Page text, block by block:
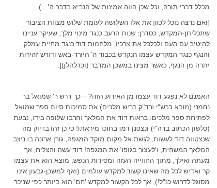
מכלל דברי תורה, וכל שכן הווה אמינות של הנביא בדבר ה'…).
[ואם נרצה נוכל לכוון את אלו השלושה לעומת שלוש מצוות הציבור
שתכליתן-המקדש, כסדרן: שנות הרעב כנגד מינוי מלך, שעיקר עניינו
להיטיב עם העם ולכלכל את צרכיו; מלחמות דוד כנגד מחיית עמלק;
והנגף כנגד המקדש עצמו הנקדש בכבוד ה' היורד-באש ודורש זהירות
יתרה מן הנגף, כאשר מצינו במשכן המדבר (וכדלהלן)].
האמנם לא נפגע דוד עצמו מן האירוע הזה? – כך דרש ר' שמואל בר
נחמני (מובא ברש"י ורד"ק בריש מלכים) את סמיכות סיום ספר שמואל
לפתיחת ספר מלכים: בראות דוד את המלאך וחרבו שלופה בידו, נבעת
(כלשון הכתוב בדה"י) ונצטנן דמו בתוכו מיראתו! כי כן זהו בדיוק מה
שנצטווה דוד לעשות, לגשת אל מקום מוקד המגפה, גורן ארונה בו ניצב
המלאך המשחית, ו'לעצור בגופו' את המגפה! דוד עשה והצליח, אך
מעתה ואילך, מתוך החווייה העזה ומסירות הנפש, מוצא הוא את עצמו
קר ואדיש לכל מה שאינו קשור למקדש עולמים (ואף למשכן-גבעון אינו
מסוגל לדרוש כנ"ל!), אך לכל הקשור למקדש 'חם' הוא ביותר כפי שניכר